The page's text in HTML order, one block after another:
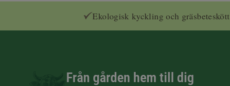
Ekologisk kyckling och gräsbeteskött
Från gården hem till dig